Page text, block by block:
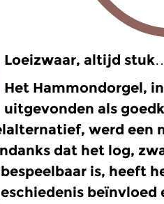
Loeizwaar, altijd
Het Hammondorgel, in
uitgevonden als
werd een
dat het log,
is, heeft
beïnvloed